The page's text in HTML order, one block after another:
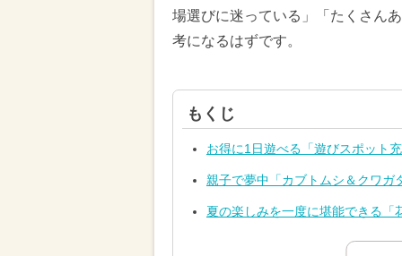
場選びに迷っている」「たくさん
考になるはずです。
もくじ
お得に1日遊べる「遊びスポット
親子で夢中「カブトムシ＆クワガ
夏の楽しみを一度に堪能できる「